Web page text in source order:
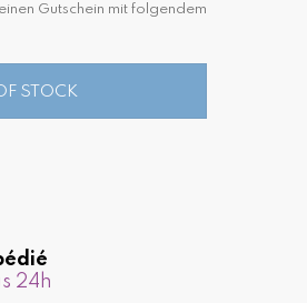
Gutschein mit folgendem
STOCK
24h